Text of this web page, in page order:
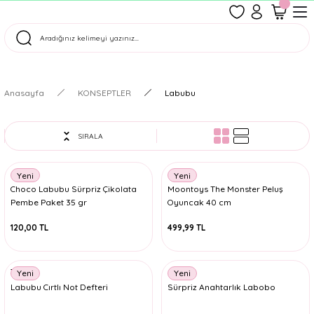
Tüm Siparişler Aynı Gün Kargoda!
Anasayfa KONSEPTLER Labubu
SIRALA
Yeni
Choco Labubu Sürpriz Çikolata
Pembe Paket 35 gr
120,00 TL
Yeni
Moontoys The Monster Peluş
Oyuncak 40 cm
499,99 TL
Yeni
Taros
Labubu Cırtlı Not Defteri
Yeni
Sürpriz Anahtarlık Labobo